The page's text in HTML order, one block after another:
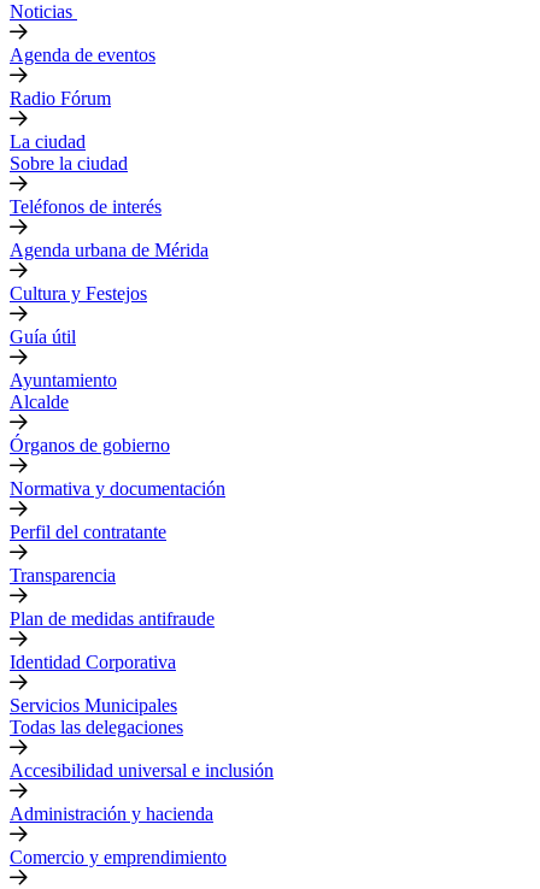
Noticias
Agenda de eventos
Radio Fórum
La ciudad
Sobre la ciudad
Teléfonos de interés
Agenda urbana de Mérida
Cultura y Festejos
Guía útil
Ayuntamiento
Alcalde
Órganos de gobierno
Normativa y documentación
Perfil del contratante
Transparencia
Plan de medidas antifraude
Identidad Corporativa
Servicios Municipales
Todas las delegaciones
Accesibilidad universal e inclusión
Administración y hacienda
Comercio y emprendimiento